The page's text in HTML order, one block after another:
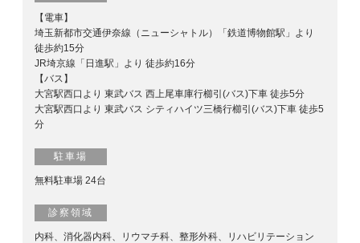
【電車】
埼玉新都市交通伊奈線（ニューシャトル）「鉄道博物館駅」より
徒歩約15分
JR埼京線「日進駅」より 徒歩約16分
【バス】
大宮駅西口より 東武バス 西上尾車庫行櫛引(バス)下車 徒歩5分
大宮駅西口より 東武バス シティハイツ三橋行櫛引(バス)下車 徒歩5
分
駐車場
無料駐車場 24台
診察領域
内科、消化器内科、リウマチ科、整形外科、リハビリテーション